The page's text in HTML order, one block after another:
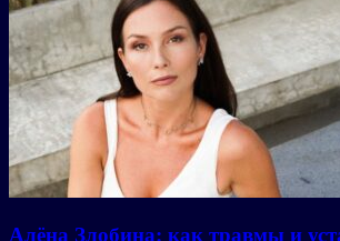
Алёна Злобина: как травмы и